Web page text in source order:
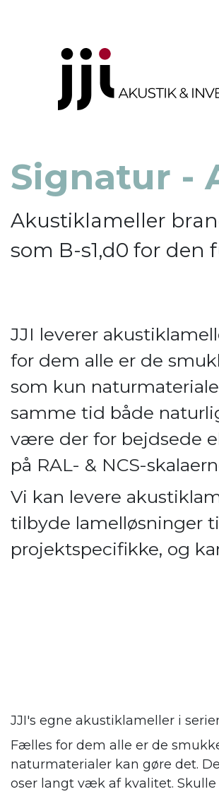
Signatur -
Akustiklameller
som B-s1,d0 for den
JJI leverer
for dem alle er de
som kun
samme tid både
være der for bejdsede
på RAL- & NCS-
Vi kan levere
tilbyde lamelløsninger
projektspecifikke, og
JJI's egne akustiklameller i
Fælles for dem alle er de
naturmaterialer kan gøre det.
oser langt væk af kvalitet.